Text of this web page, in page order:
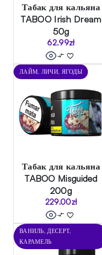
Табак для кальяна
TABOO Irish Dream
50g
62.99zł
ЛАЙМ, ЛИЧИ, ЯГОДЫ
Табак для кальяна
TABOO Misguided
200g
229.00zł
ВАНИЛЬ, ДЕСЕРТ,
КАРАМЕЛЬ